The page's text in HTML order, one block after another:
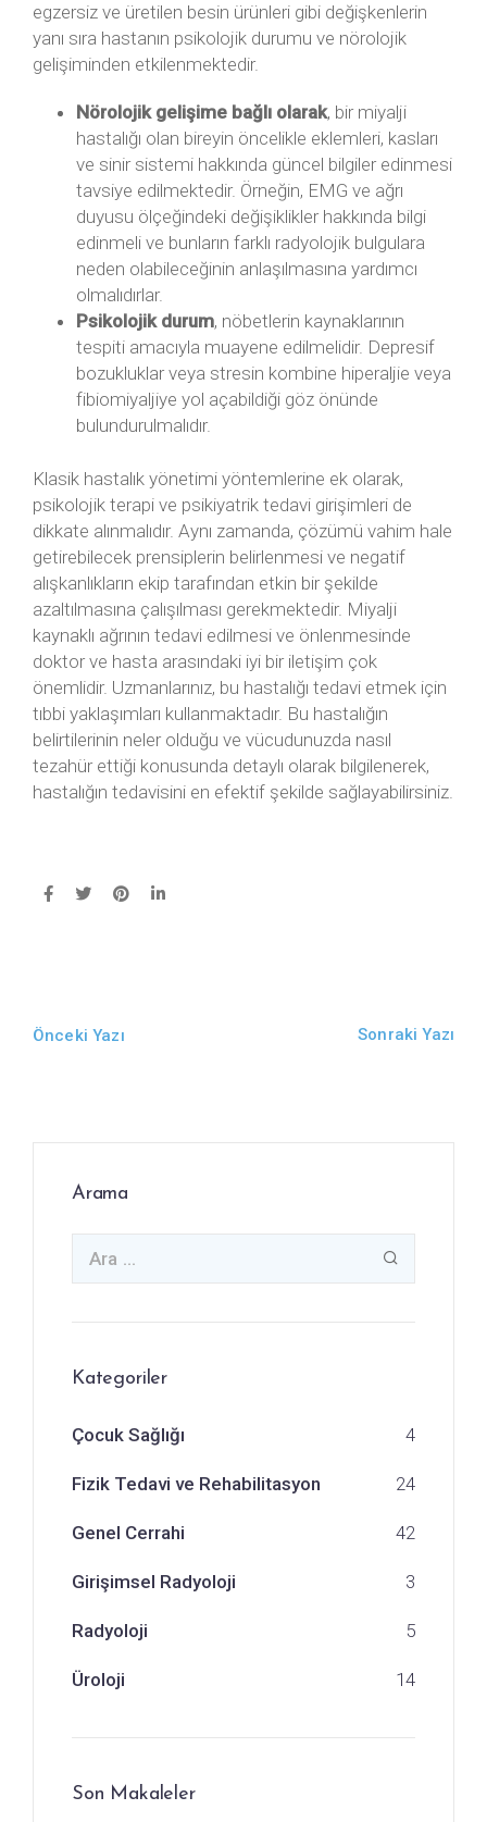
egzersiz ve üretilen besin ürünleri gibi değişkenlerin
yanı sıra hastanın psikolojik durumu ve nörolojik
gelişiminden etkilenmektedir.
Nörolojik gelişime bağlı olarak, bir miyalji
hastalığı olan bireyin öncelikle eklemleri, kasları
ve sinir sistemi hakkında güncel bilgiler edinmesi
tavsiye edilmektedir. Örneğin, EMG ve ağrı
duyusu ölçeğindeki değişiklikler hakkında bilgi
edinmeli ve bunların farklı radyolojik bulgulara
neden olabileceğinin anlaşılmasına yardımcı
olmalıdırlar.
Psikolojik durum, nöbetlerin kaynaklarının
tespiti amacıyla muayene edilmelidir. Depresif
bozukluklar veya stresin kombine hiperaljie veya
fibiomiyaljiye yol açabildiği göz önünde
bulundurulmalıdır.
Klasik hastalık yönetimi yöntemlerine ek olarak,
psikolojik terapi ve psikiyatrik tedavi girişimleri de
dikkate alınmalıdır. Aynı zamanda, çözümü vahim hale
getirebilecek prensiplerin belirlenmesi ve negatif
alışkanlıkların ekip tarafından etkin bir şekilde
azaltılmasına çalışılması gerekmektedir. Miyalji
kaynaklı ağrının tedavi edilmesi ve önlenmesinde
doktor ve hasta arasındaki iyi bir iletişim çok
önemlidir. Uzmanlarınız, bu hastalığı tedavi etmek için
tıbbi yaklaşımları kullanmaktadır. Bu hastalığın
belirtilerinin neler olduğu ve vücudunuzda nasıl
tezahür ettiği konusunda detaylı olarak bilgilenerek,
hastalığın tedavisini en efektif şekilde sağlayabilirsiniz.
Önceki Yazı Sonraki Yazı
Arama
Kategoriler
Çocuk Sağlığı 4
Fizik Tedavi ve Rehabilitasyon 24
Genel Cerrahi 42
Girişimsel Radyoloji 3
Radyoloji 5
Üroloji 14
Son Makaleler